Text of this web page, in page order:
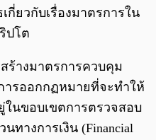
กี่ยวกับเรื่องมาตรการใน
ปโต
สร้างมาตรการควบคุม
ารออกกฏหมายที่จะทำให้
นขอบเขตการตรวจสอบ
ทางการเงิน (Financial